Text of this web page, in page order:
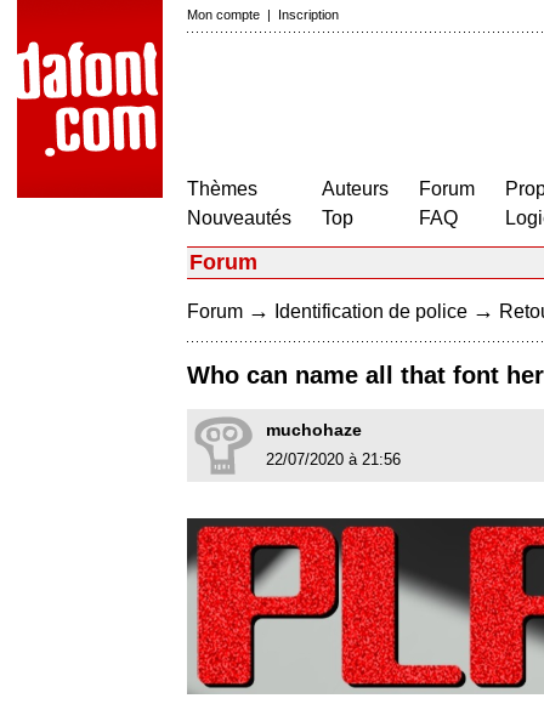
Mon compte | Inscription
Thèmes
Nouveautés
Auteurs
Top
Forum
FAQ
Forum
Forum → Identification de police →
Who can name all that font
muchohaze
22/07/2020 à 21:56